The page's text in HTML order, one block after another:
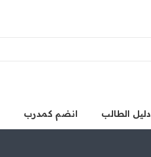
دليل الطالب انضم كمدرب